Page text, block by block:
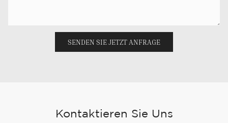
SENDEN SIE JETZT ANFRAGE
Kontaktieren Sie Uns